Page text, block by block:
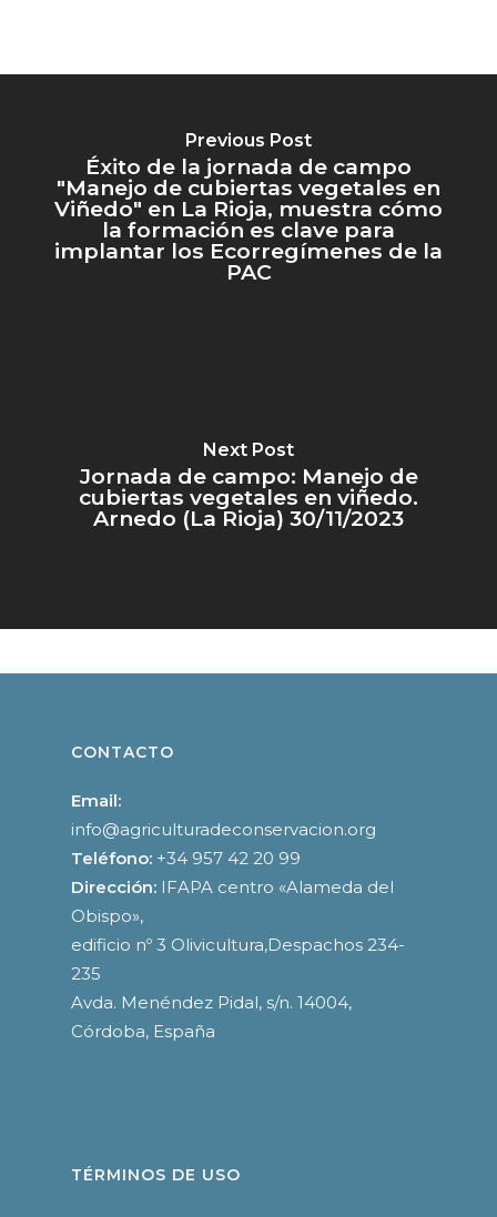
Previous Post
Éxito de la jornada de campo
"Manejo de cubiertas vegetales en
Viñedo" en La Rioja, muestra cómo
la formación es clave para
implantar los Ecorregímenes de la
PAC
Next Post
Jornada de campo: Manejo de
cubiertas vegetales en viñedo.
Arnedo (La Rioja) 30/11/2023
CONTACTO
Email:
info@agriculturadeconservacion.org
Teléfono: +34 957 42 20 99
Dirección: IFAPA centro «Alameda del
Obispo»,
edificio nº 3 Olivicultura,Despachos 234-
235
Avda. Menéndez Pidal, s/n. 14004,
Córdoba, España
TÉRMINOS DE USO
Asóciate
AGRICULTURA DE
Fundamentos y
La AC en el mundo
La AC en España
ACTUALIDAD
Noticias
Eventos
PROYECTOS
LIFE AGROMITIGA
DESCARGAS